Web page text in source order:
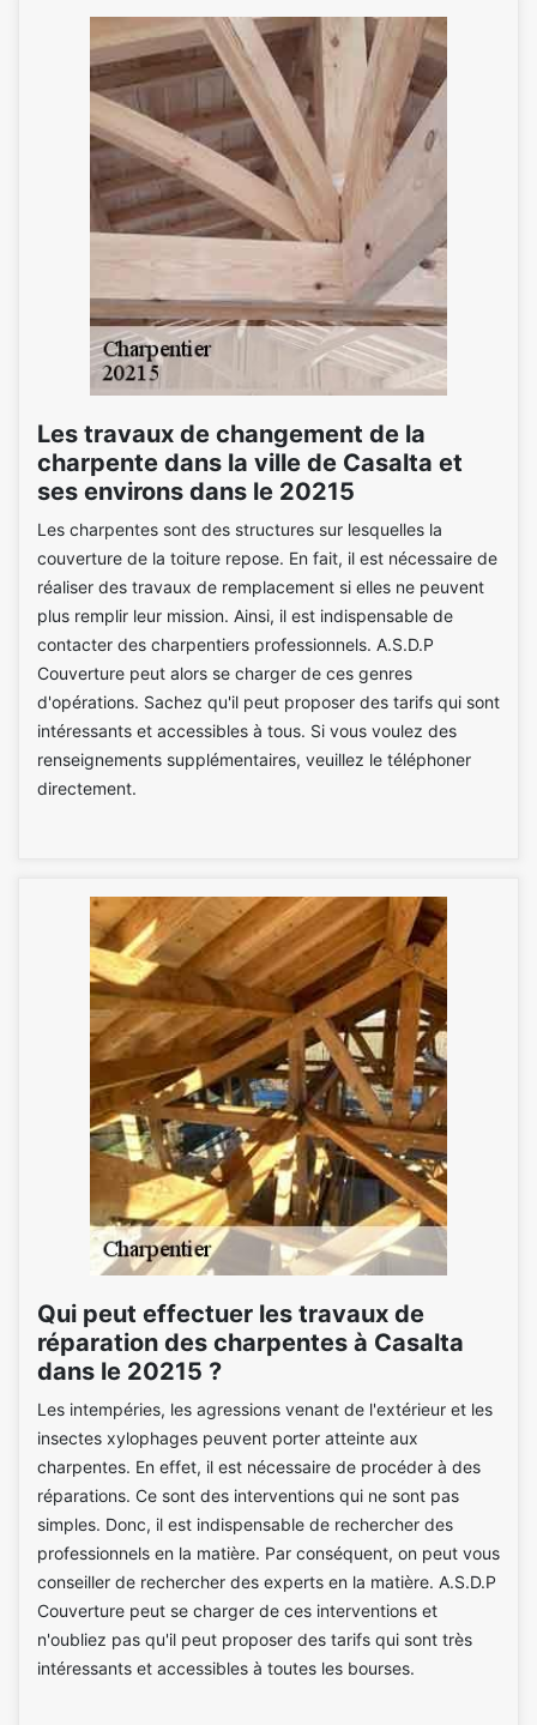
Les travaux de changement de la
charpente dans la ville de Casalta et
ses environs dans le 20215
Les charpentes sont des structures sur lesquelles la
couverture de la toiture repose. En fait, il est nécessaire de
réaliser des travaux de remplacement si elles ne peuvent
plus remplir leur mission. Ainsi, il est indispensable de
contacter des charpentiers professionnels. A.S.D.P
Couverture peut alors se charger de ces genres
d'opérations. Sachez qu'il peut proposer des tarifs qui sont
intéressants et accessibles à tous. Si vous voulez des
renseignements supplémentaires, veuillez le téléphoner
directement.
Qui peut effectuer les travaux de
réparation des charpentes à Casalta
dans le 20215 ?
Les intempéries, les agressions venant de l'extérieur et les
insectes xylophages peuvent porter atteinte aux
charpentes. En effet, il est nécessaire de procéder à des
réparations. Ce sont des interventions qui ne sont pas
simples. Donc, il est indispensable de rechercher des
professionnels en la matière. Par conséquent, on peut vous
conseiller de rechercher des experts en la matière. A.S.D.P
Couverture peut se charger de ces interventions et
n'oubliez pas qu'il peut proposer des tarifs qui sont très
intéressants et accessibles à toutes les bourses.